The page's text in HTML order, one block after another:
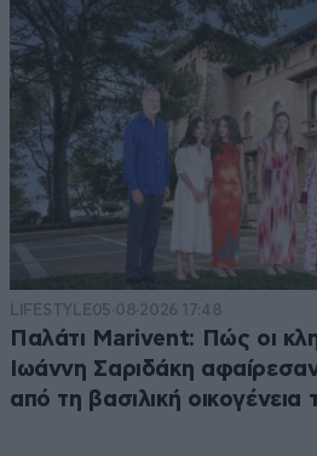
LIFESTYLE05·08·2026 17:48
Παλάτι Marivent: Πώς οι
Ιωάννη Σαριδάκη
από τη βασιλική οικογένεια